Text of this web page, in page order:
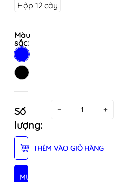
Hộp 12 cây
Màu
sắc:
Số
lượng:
− +
THÊM VÀO GIỎ HÀNG
MUA NGAY